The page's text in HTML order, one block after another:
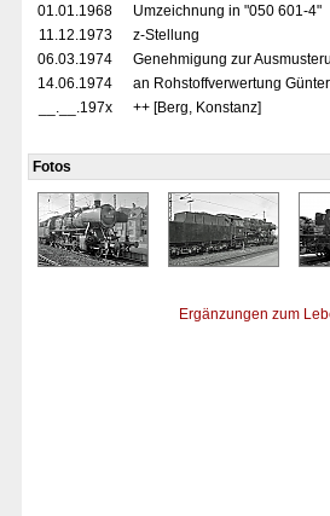
01.01.1968
Umzeichnung in "050 601-4"
11.12.1973
z-Stellung
06.03.1974
Genehmigung zur
14.06.1974
an Rohstoffverwertung
__.__.197x
++ [Berg, Konstanz]
Fotos
Ergänzungen zum